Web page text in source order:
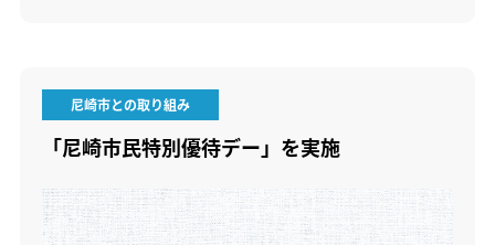
尼崎市との取り組み
「尼崎市民特別優待デー」を実施